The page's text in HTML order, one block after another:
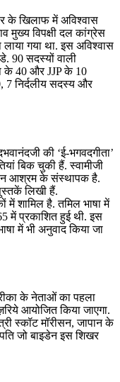
के खिलाफ में अविश्‍वास
मुख्‍य विपक्षी दल कांग्रेस
लाया गया था. इस अविश्‍वास
90 सदस्‍यों वाली
के 40 और JJP के 10
7 निर्दलीय सदस्‍य और
की ‘ई-भगवदगीता’
बिक चुकी हैं. स्‍वामीजी
आश्रम के संस्‍थापक है.
लिखी हैं.
में शामिल है. तमिल भाषा में
में प्रकाशित हुई थी. इस
में भी अनुवाद किया जा
के नेताओं का पहला
आयोजित किया जाएगा.
स्कॉट मॉरीसन, जापान के
जो बाइडेन इस शिखर